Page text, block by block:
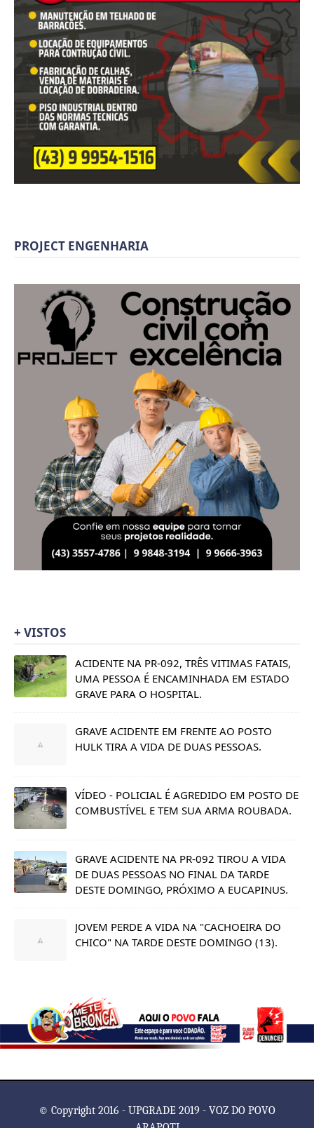
PROJECT ENGENHARIA
+ VISTOS
ACIDENTE NA PR-092, TRÊS VITIMAS FATAIS,
UMA PESSOA É ENCAMINHADA EM ESTADO
GRAVE PARA O HOSPITAL.
GRAVE ACIDENTE EM FRENTE AO POSTO
HULK TIRA A VIDA DE DUAS PESSOAS.
VÍDEO - POLICIAL É AGREDIDO EM POSTO DE
COMBUSTÍVEL E TEM SUA ARMA ROUBADA.
GRAVE ACIDENTE NA PR-092 TIROU A VIDA
DE DUAS PESSOAS NO FINAL DA TARDE
DESTE DOMINGO, PRÓXIMO A EUCAPINUS.
JOVEM PERDE A VIDA NA "CACHOEIRA DO
CHICO" NA TARDE DESTE DOMINGO (13).
© Copyright 2016 - UPGRADE 2019 - VOZ DO POVO